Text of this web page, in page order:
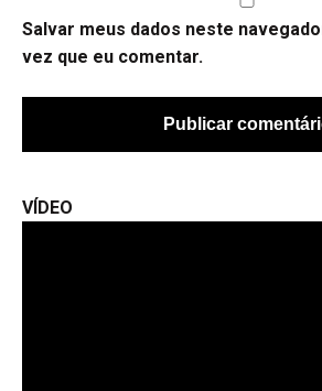
Salvar meus dados neste
vez que eu comentar.
VÍDEO